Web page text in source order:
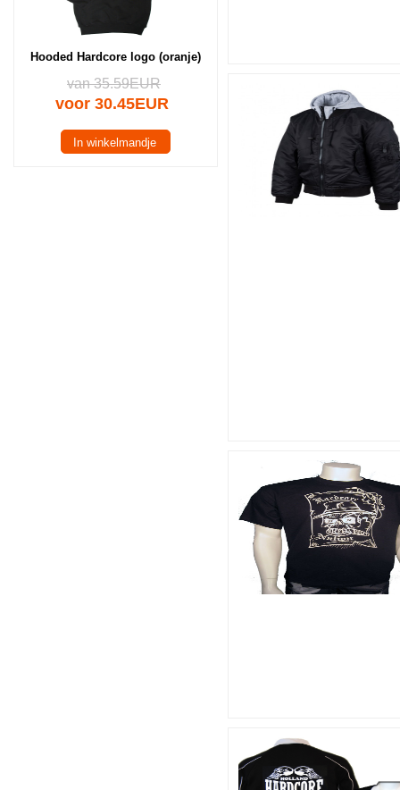
Hooded Hardcore logo (oranje)
van 35.59EUR
voor 30.45EUR
In winkelmandje